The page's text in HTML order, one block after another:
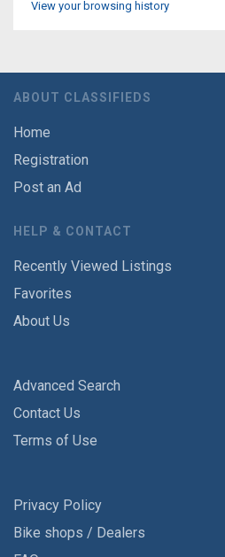
View your browsing history
ABOUT CLASSIFIEDS
Home
Registration
Post an Ad
HELP & CONTACT
Recently Viewed Listings
Favorites
About Us
Advanced Search
Contact Us
Terms of Use
Privacy Policy
Bike shops / Dealers